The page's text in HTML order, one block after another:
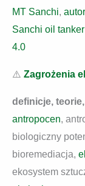
MT Sanchi,
Sanchi oil
4.0
⚠️ Zagrożenia
definicje,
antropocen,
biologiczny
bioremediacja,
ekosystem